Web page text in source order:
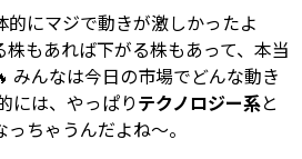
にマジで動きが激しかったよ
もあれば下がる株もあって、本当
みんなは今日の市場でどんな動き
には、やっぱりテクノロジー系と
ちゃうんだよね〜。